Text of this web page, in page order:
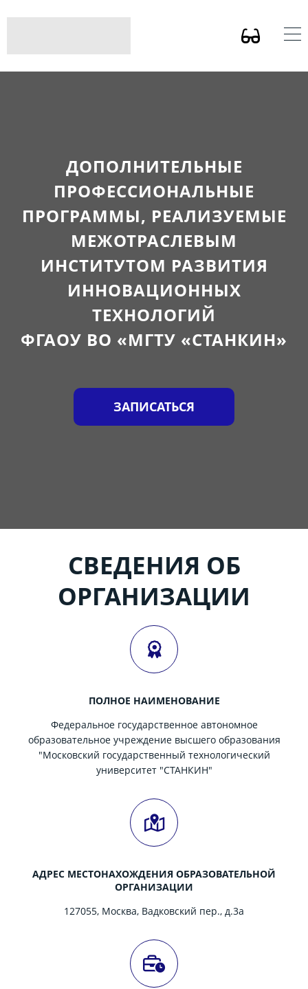
ДОПОЛНИТЕЛЬНЫЕ
ПРОФЕССИОНАЛЬНЫЕ
ПРОГРАММЫ, РЕАЛИЗУЕМЫЕ
МЕЖОТРАСЛЕВЫМ
ИНСТИТУТОМ РАЗВИТИЯ
ИННОВАЦИОННЫХ
ТЕХНОЛОГИЙ
ФГАОУ ВО «МГТУ «СТАНКИН»
ЗАПИСАТЬСЯ
СВЕДЕНИЯ ОБ
ОРГАНИЗАЦИИ
ПОЛНОЕ НАИМЕНОВАНИЕ
Федеральное государственное автономное
образовательное учреждение высшего образования
"Московский государственный технологический
университет "СТАНКИН"
АДРЕС МЕСТОНАХОЖДЕНИЯ ОБРАЗОВАТЕЛЬНОЙ
ОРГАНИЗАЦИИ
127055, Москва, Вадковский пер., д.3а